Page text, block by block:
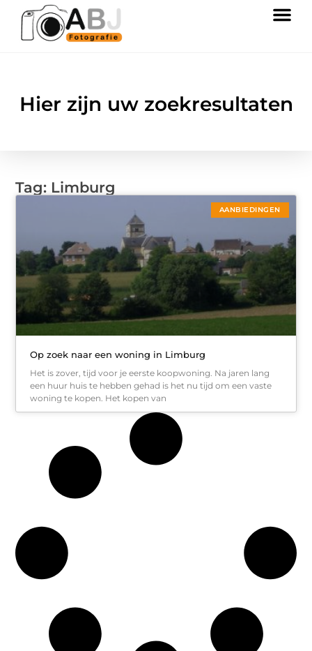
Hier zijn uw zoekresultaten
Tag: Limburg
AANBIEDINGEN
Op zoek naar een woning in Limburg
Het is zover, tijd voor je eerste koopwoning. Na jaren lang
een huur huis te hebben gehad is het nu tijd om een vaste
woning te kopen. Het kopen van